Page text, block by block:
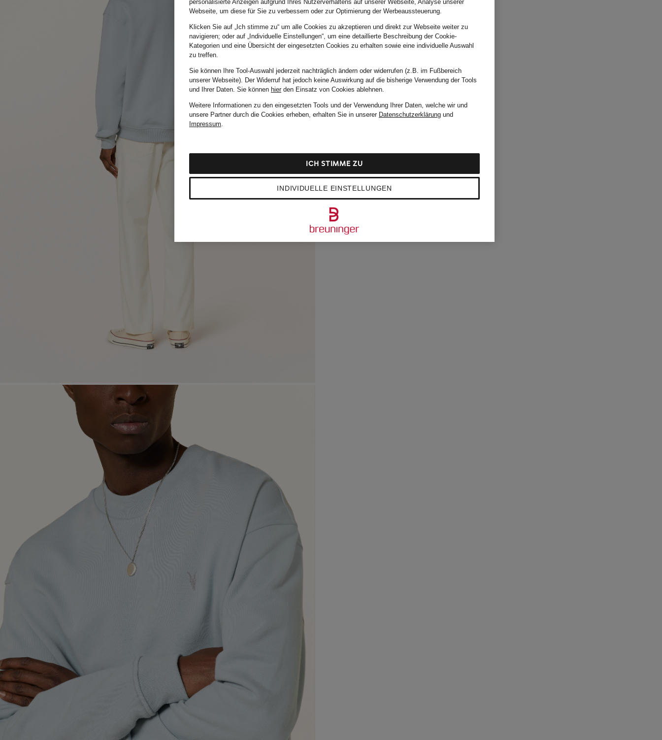
personalisierte Anzeigen aufgrund Ihres Nutzerverhaltens auf unserer Webseite, Analyse unserer
Webseite, um diese für Sie zu verbessern oder zur Optimierung der Werbeaussteuerung.
Klicken Sie auf „Ich stimme zu“ um alle Cookies zu akzeptieren und direkt zur Webseite weiter zu
navigieren; oder auf „Individuelle Einstellungen“, um eine detaillierte Beschreibung der Cookie-
Kategorien und eine Übersicht der eingesetzten Cookies zu erhalten sowie eine individuelle Auswahl
zu treffen.
Sie können Ihre Tool-Auswahl jederzeit nachträglich ändern oder widerrufen (z.B. im Fußbereich
unserer Webseite). Der Widerruf hat jedoch keine Auswirkung auf die bisherige Verwendung der Tools
und Ihrer Daten. Sie können hierden Einsatz von Cookies ablehnen.
Weitere Informationen zu den eingesetzten Tools und der Verwendung Ihrer Daten, welche wir und
unsere Partner durch die Cookies erheben, erhalten Sie in unserer Datenschutzerklärung und
Impressum.
INDIVIDUELLE EINSTELLUNGEN
ICH STIMME ZU